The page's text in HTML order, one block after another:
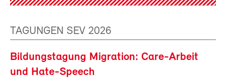
TAGUNGEN SEV 2026
Bildungstagung Migration: Care-Arbeit
und Hate-Speech